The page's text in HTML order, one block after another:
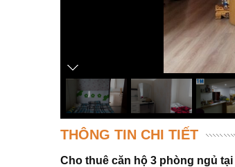
THÔNG TIN CHI TIẾT
Cho thuê căn hộ 3 phòng ngủ